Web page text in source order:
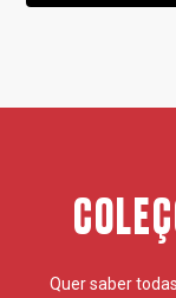
Quer saber